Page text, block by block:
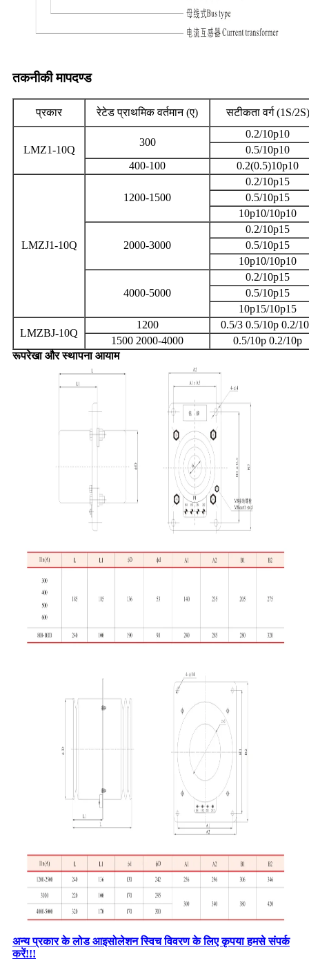
तकनीकी मापदण्ड
प्रकार रेटेड प्राथमिक वर्तमान (ए) सटीकता वर्ग (1S/2S)
LMZ1-10Q
300
0.2/10p10
0.5/10p10
400-100
0.2(0.5)10p10
LMZJ1-10Q
1200-1500
0.2/10p15
0.5/10p15
10p10/10p10
2000-3000
0.2/10p15
0.5/10p15
10p10/10p10
4000-5000
0.2/10p15
0.5/10p15
10p15/10p15
LMZBJ-10Q
1200
0.5/3 0.5/10p 0.2/
1500 2000-4000
0.5/10p 0.2/10p
रूपरेखा और स्थापना आयाम
अन्य प्रकार के लोड आइसोलेशन स्विच विवरण के लिए कृपया हमसे संपर्क
करें!!!